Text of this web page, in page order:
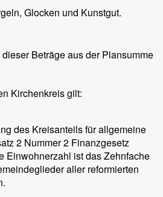
Glocken und Kunstgut.
Beträge aus der Plansumme
Kirchenkreis gilt:
des Kreisanteils für allgemeine
2 Nummer 2 Finanzgesetz
Einwohnerzahl ist das Zehnfache
aller reformierten